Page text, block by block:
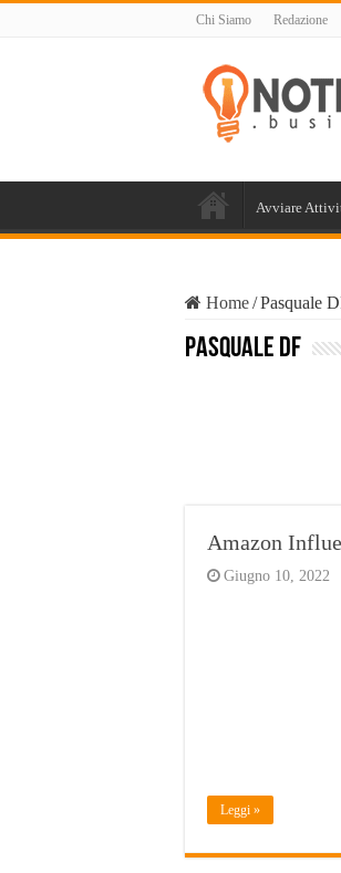
Chi Siamo Redazione
Avviare
Home/Pasquale
Pasquale DF
Amazon
Giugno 10, 2022
Leggi »